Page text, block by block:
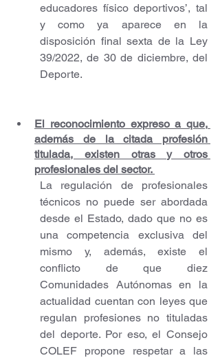
educadores físico deportivos’, tal
y como ya aparece en la
disposición final sexta de la Ley
39/2022, de 30 de diciembre, del
Deporte.
El reconocimiento expreso a que,
además de la citada profesión
titulada, existen otras y otros
profesionales del sector.
La regulación de profesionales
técnicos no puede ser abordada
desde el Estado, dado que no es
una competencia exclusiva del
mismo y, además, existe el
conflicto de que diez
Comunidades Autónomas en la
actualidad cuentan con leyes que
regulan profesiones no tituladas
del deporte. Por eso, el Consejo
COLEF propone respetar a las